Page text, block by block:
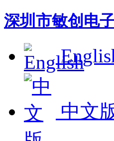
深圳市敏创电
中文